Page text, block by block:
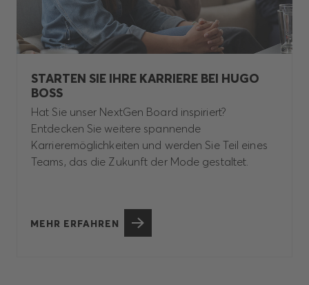
STARTEN SIE IHRE KARRIERE BEI HUGO
BOSS
Hat Sie unser NextGen Board inspiriert?
Entdecken Sie weitere spannende
Karrieremöglichkeiten und werden Sie Teil eines
Teams, das die Zukunft der Mode gestaltet.
MEHR ERFAHREN